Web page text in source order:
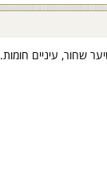
שחור, עיניים חומות.